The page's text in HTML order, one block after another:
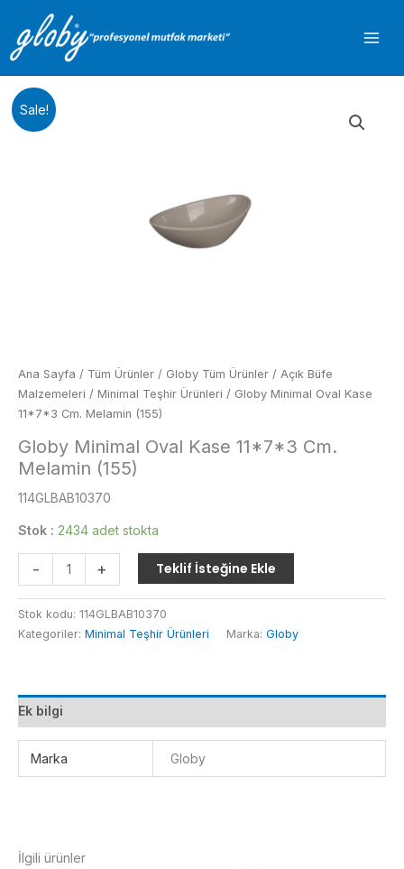
Sale!
Ana Sayfa / Tüm Ürünler / Globy Tüm Ürünler / Açık Büfe
Malzemeleri / Minimal Teşhir Ürünleri / Globy Minimal Oval Kase
11*7*3 Cm. Melamin (155)
Globy Minimal Oval Kase 11*7*3 Cm.
Melamin (155)
114GLBAB10370
Stok : 2434 adet stokta
-
Minimal
Oval
Kase
11*7*3
(155)
adet
+ Teklif İsteğine Ekle
Stok kodu: 114GLBAB10370
Kategoriler: Minimal Teşhir Ürünleri Marka: Globy
Ek bilgi
Marka Globy
İlgili ürünler